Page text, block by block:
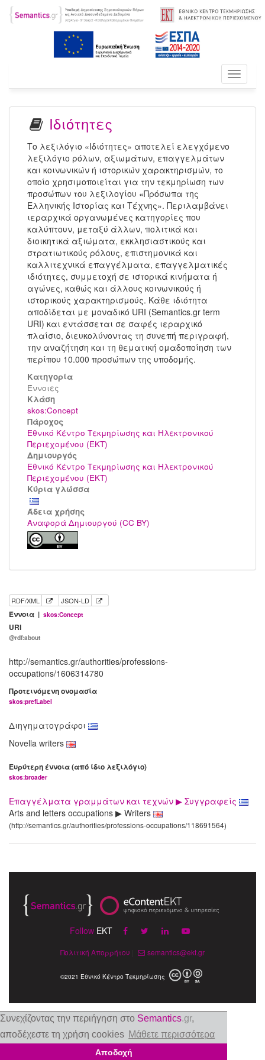
Συνεχίζοντας την περιήγηση στο Semantics.gr,
αποδέχεστε τη χρήση cookies Μάθετε περισσότερα
Αποδοχή
Toggle
Ιδιότητες
Το λεξιλόγιο «Ιδιότητες» αποτελεί ελεγχόμενο
λεξιλόγιο ρόλων, αξιωμάτων, επαγγελμάτων
και κοινωνικών ή ιστορικών χαρακτηρισμών, το
οποίο χρησιμοποιείται για την τεκμηρίωση των
προσώπων του λεξιλογίου «Πρόσωπα της
Ελληνικής Ιστορίας και Τέχνης». Περιλαμβάνει
ιεραρχικά οργανωμένες κατηγορίες που
καλύπτουν, μεταξύ άλλων, πολιτικά και
διοικητικά αξιώματα, εκκλησιαστικούς και
στρατιωτικούς ρόλους, επιστημονικά και
καλλιτεχνικά επαγγέλματα, επαγγελματικές
ιδιότητες, συμμετοχή σε ιστορικά κινήματα ή
αγώνες, καθώς και άλλους κοινωνικούς ή
ιστορικούς χαρακτηρισμούς. Κάθε ιδιότητα
αποδίδεται με μοναδικό URI (Semantics.gr term
URI) και εντάσσεται σε σαφές ιεραρχικό
πλαίσιο, διευκολύνοντας τη συνεπή περιγραφή,
την αναζήτηση και τη θεματική ομαδοποίηση των
περίπου 10.000 προσώπων της υποδομής.
Κατηγορία
Έννοιες
Kλάση
skos:Concept
Πάροχος
Εθνικό Κέντρο Τεκμηρίωσης και Ηλεκτρονικού
Περιεχομένου (ΕΚΤ)
Δημιουργός
Εθνικό Κέντρο Τεκμηρίωσης και Ηλεκτρονικού
Περιεχομένου (ΕΚΤ)
Κύρια γλώσσα
Άδεια χρήσης
Αναφορά Δημιουργού (CC BY)
RDF/XML JSON-LD
Έννοια | skos:Concept
URI
@rdf:about
http://semantics.gr/authorities/professions-
occupations/1606314780
Προτεινόμενη ονομασία
skos:prefLabel
Διηγηματογράφοι
Novella writers
Ευρύτερη έννοια (από ίδιο λεξιλόγιο)
skos:broader
Επαγγέλματα γραμμάτων και τεχνών ▶ Συγγραφείς
Arts and letters occupations ▶ Writers
(http://semantics.gr/authorities/professions-occupations/118691564)
Follow EKT
Πολιτική Απορρήτου semantics@ekt.gr
©2021 Εθνικό Κέντρο Τεκμηρίωσης